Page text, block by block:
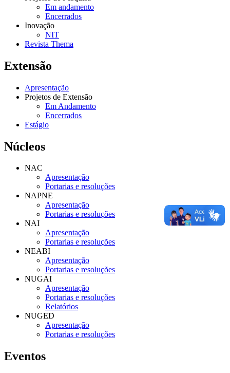
Em andamento
Encerrados
Inovação
NIT
Revista Thema
Extensão
Apresentação
Projetos de Extensão
Em Andamento
Encerrados
Estágio
Núcleos
NAC
Apresentação
Portarias e resoluções
NAPNE
Apresentação
Portarias e resoluções
NAI
Apresentação
Portarias e resoluções
NEABI
Apresentação
Portarias e resoluções
NUGAI
Apresentação
Portarias e resoluções
Relatórios
NUGED
Apresentação
Portarias e resoluções
Eventos